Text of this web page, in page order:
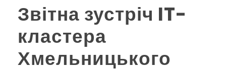
Звітна зустріч IT-
кластера
Хмельницького